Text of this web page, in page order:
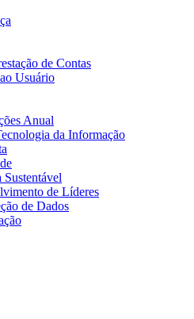
de Contas
Usuário
Anual
da Informação
de Líderes
de Dados